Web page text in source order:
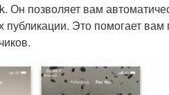
Он позволяет вам
публикации. Это помогает